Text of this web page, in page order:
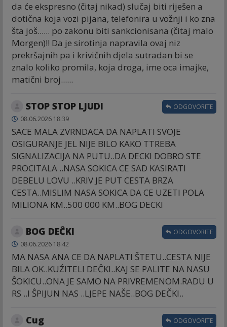
da će ekspresno (čitaj nikad) slučaj biti riješen a
dotična koja vozi pijana, telefonira u vožnji i ko zna
šta još...... po zakonu biti sankcionisana (čitaj malo
Morgen)!! Da je sirotinja napravila ovaj niz
prekršajnih pa i krivičnih djela sutradan bi se
znalo koliko promila, koja droga, ime oca imajke,
matični broj......
STOP STOP LJUDI
08.06.2026 18:39
SACE MALA ZVRNDACA DA NAPLATI SVOJE
OSIGURANJE JEL NIJE BILO KAKO TTREBA
SIGNALIZACIJA NA PUTU..DA DECKI DOBRO STE
PROCITALA ..NASA SOKICA CE SAD KASIRATI
DEBELU LOVU ..KRIV JE PUT CESTA BRZA
CESTA..MISLIM NASA SOKICA DA CE UZETI POLA
MILIONA KM..500 000 KM..BOG DECKI
ODGOVORITE
BOG DEĈKI
08.06.2026 18:42
MA NASA ANA CE DA NAPLATI ŠTETU..CESTA NIJE
BILA OK..KUŹITELI DEĈKI..KAJ SE PALITE NA NASU
ŜOKICU..ONA JE SAMO NA PRIVREMENOM.RADU U
RS ..I ŜPIJUN NAS ..LJEPE NAŠE..BOG DEČKI..
ODGOVORITE
Cug ODGOVORITE